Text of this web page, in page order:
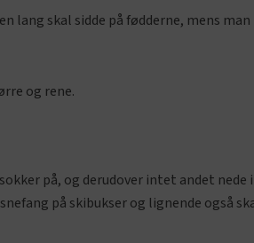
lang skal sidde på fødderne, mens
og rene.
på, og derudover intet andet nede i
på skibukser og lignende også